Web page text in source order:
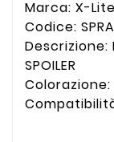
Marca: X-Lite
Codice:
Descrizione:
SPOILER